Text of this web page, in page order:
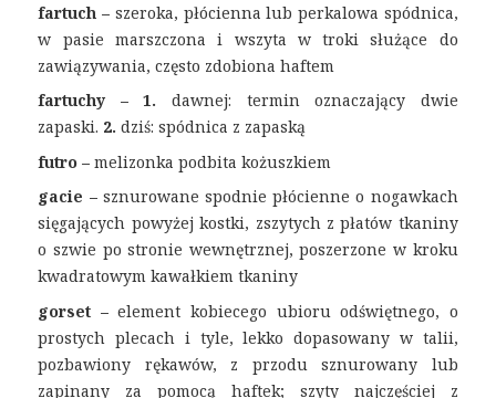
fartuch – szeroka, płócienna lub perkalowa spódnica,
w pasie marszczona i wszyta w troki służące do
zawiązywania, często zdobiona haftem
fartuchy – 1. dawnej: termin oznaczający dwie
zapaski. 2. dziś: spódnica z zapaską
futro –melizonka podbita kożuszkiem
gacie – sznurowane spodnie płócienne o nogawkach
sięgających powyżej kostki, zszytych z płatów tkaniny
o szwie po stronie wewnętrznej, poszerzone w kroku
kwadratowym kawałkiem tkaniny
gorset –element kobiecego ubioru odświętnego, o
prostych plecach i tyle, lekko dopasowany w talii,
pozbawiony rękawów, z przodu sznurowany lub
zapinany za pomocą haftek; szyty najczęściej z